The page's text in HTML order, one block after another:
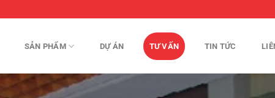
SẢN PHẨM DỰ ÁN TƯ VẤN TIN TỨC